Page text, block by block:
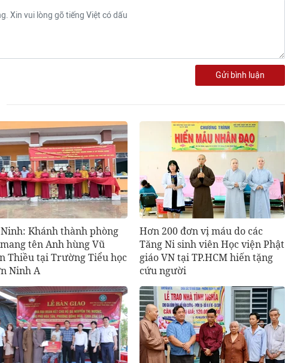
Gửi bình luận
Khánh thành phòng
tên Anh hùng Vũ
Thiều tại Trường Tiểu học
Ninh A
Hơn 200 đơn vị máu do các
Tăng Ni sinh viên Học viện Phật
giáo VN tại TP.HCM hiến tặng
cứu người